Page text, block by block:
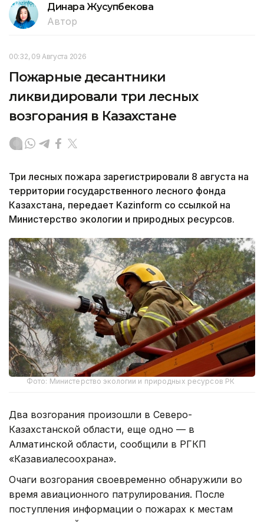
Динара Жусупбекова
Автор
00:32, 09 Августа 2026
Пожарные десантники
ликвидировали три лесных
возгорания в Казахстане
Три лесных пожара зарегистрировали 8 августа на
территории государственного лесного фонда
Казахстана, передает Kazinform со ссылкой на
Министерство экологии и природных ресурсов.
Фото: Министерство экологии и природных ресурсов РК
Два возгорания произошли в Северо-
Казахстанской области, еще одно — в
Алматинской области, сообщили в РГКП
«Казавиалесоохрана».
Очаги возгорания своевременно обнаружили во
время авиационного патрулирования. После
поступления информации о пожарах к местам